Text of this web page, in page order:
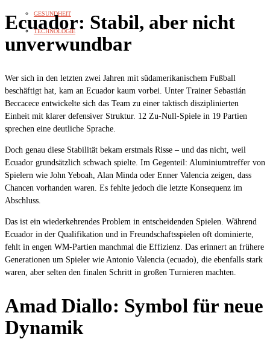
GESUNDHEIT
TECHNOLOGIE
Ecuador: Stabil, aber nicht
unverwundbar
Wer sich in den letzten zwei Jahren mit südamerikanischem Fußball
beschäftigt hat, kam an Ecuador kaum vorbei. Unter Trainer Sebastián
Beccacece entwickelte sich das Team zu einer taktisch disziplinierten
Einheit mit klarer defensiver Struktur. 12 Zu-Null-Spiele in 19 Partien
sprechen eine deutliche Sprache.
Doch genau diese Stabilität bekam erstmals Risse – und das nicht, weil
Ecuador grundsätzlich schwach spielte. Im Gegenteil: Aluminiumtreffer von
Spielern wie John Yeboah, Alan Minda oder Enner Valencia zeigen, dass
Chancen vorhanden waren. Es fehlte jedoch die letzte Konsequenz im
Abschluss.
Das ist ein wiederkehrendes Problem in entscheidenden Spielen. Während
Ecuador in der Qualifikation und in Freundschaftsspielen oft dominierte,
fehlt in engen WM-Partien manchmal die Effizienz. Das erinnert an frühere
Generationen um Spieler wie Antonio Valencia (ecuado), die ebenfalls stark
waren, aber selten den finalen Schritt in großen Turnieren machten.
Amad Diallo: Symbol für neue
Dynamik